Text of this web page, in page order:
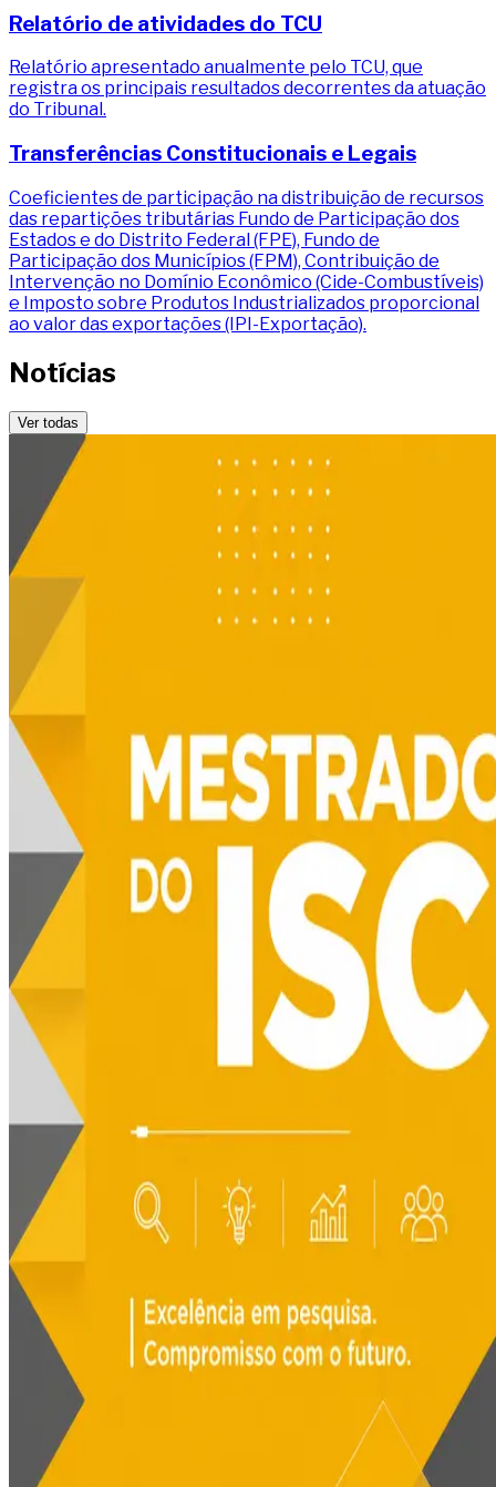
Relatório de atividades do TCU
Relatório apresentado anualmente pelo TCU, que
registra os principais resultados decorrentes da atuação
do Tribunal.
Transferências Constitucionais e Legais
Coeficientes de participação na distribuição de recursos
das repartições tributárias Fundo de Participação dos
Estados e do Distrito Federal (FPE), Fundo de
Participação dos Municípios (FPM), Contribuição de
Intervenção no Domínio Econômico (Cide-Combustíveis)
e Imposto sobre Produtos Industrializados proporcional
ao valor das exportações (IPI-Exportação).
Notícias
Ver todas